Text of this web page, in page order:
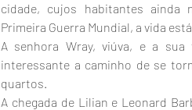
cidade, cujos habitantes ainda
Primeira Guerra Mundial, a vida
A senhora Wray, viúva, e a
interessante a caminho de se
quartos.
A chegada de Lilian e Leonard